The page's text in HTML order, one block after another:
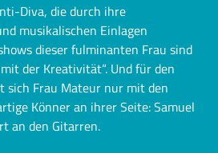
Diva, die durch ihre
musikalischen Einlagen
dieser fulminanten Frau sind
der Kreativität“. Und für den
sich Frau Mateur nur mit den
Könner an ihrer Seite: Samuel
an den Gitarren.